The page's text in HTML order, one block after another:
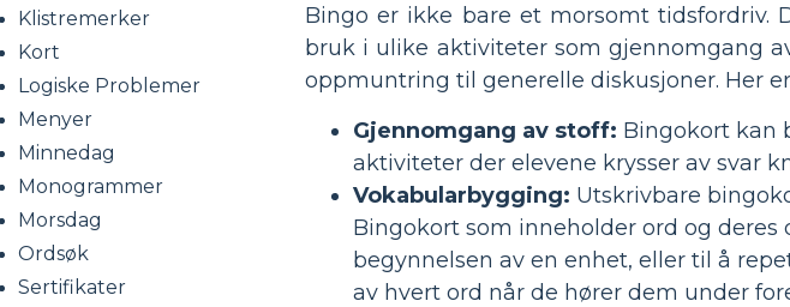
Klistremerker
Kort
Logiske Problemer
Menyer
Minnedag
Monogrammer
Morsdag
Ordsøk
Sertifikater
Bingo er ikke bare et morsomt
bruk i ulike aktiviteter som gjennomgang
oppmuntring til generelle diskusjoner. Her
Gjennomgang av stoff: Bingokort kan
aktiviteter der elevene krysser av svar
Vokabularbygging: Utskrivbare
Bingokort som inneholder ord og
begynnelsen av en enhet, eller til å
av hvert ord når de hører dem under